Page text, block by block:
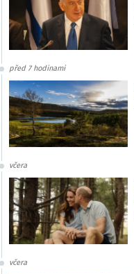
před 7 hodinami
včera
včera